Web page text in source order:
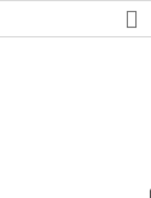
na